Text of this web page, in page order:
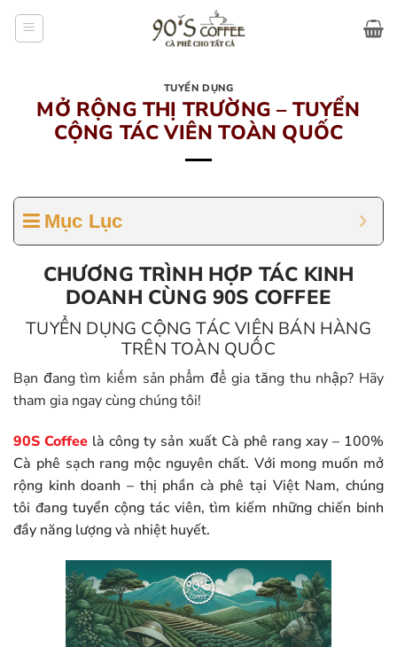
TUYỂN DỤNG
MỞ RỘNG THỊ TRƯỜNG – TUYỂN
CỘNG TÁC VIÊN TOÀN QUỐC
Mục Lục
CHƯƠNG TRÌNH HỢP TÁC KINH
DOANH CÙNG 90S COFFEE
TUYỂN DỤNG CỘNG TÁC VIÊN BÁN HÀNG
TRÊN TOÀN QUỐC
Bạn đang tìm kiếm sản phẩm để gia tăng thu nhập? Hãy
tham gia ngay cùng chúng tôi!
90S Coffee là công ty sản xuất Cà phê rang xay – 100%
Cà phê sạch rang mộc nguyên chất. Với mong muốn mở
rộng kinh doanh – thị phần cà phê tại Việt Nam, chúng
tôi đang tuyển cộng tác viên, tìm kiếm những chiến binh
đầy năng lượng và nhiệt huyết.